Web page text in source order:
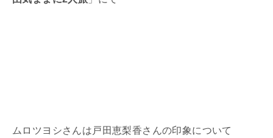
ムロツヨシさんは戸田恵梨香さんの印象について